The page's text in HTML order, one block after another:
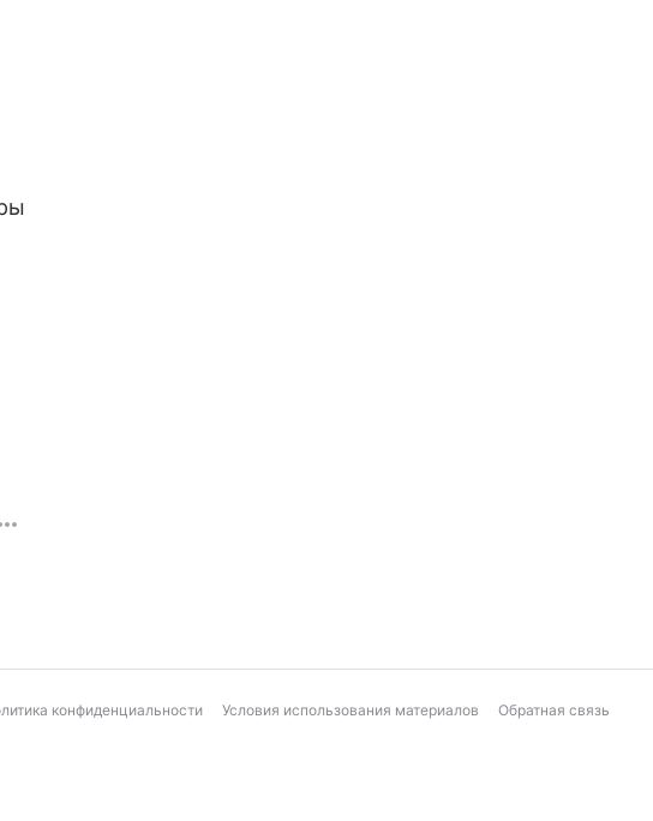
конфиденциальности Условия использования материалов Обратная связь